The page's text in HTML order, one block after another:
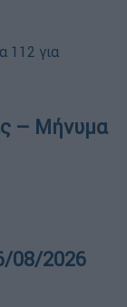
– Μήνυμα
08/2026